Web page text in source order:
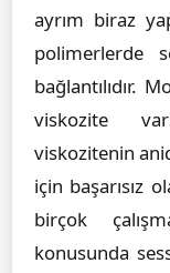
ayrım biraz
polimerlerde
bağlantılıdır.
viskozite
viskozitenin
için başarısız
birçok
konusunda